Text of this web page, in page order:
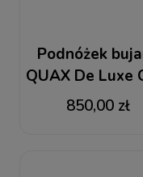
Podnóżek
QUAX De Luxe
850,00 zł